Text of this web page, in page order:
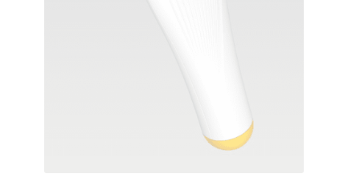
Косметологический